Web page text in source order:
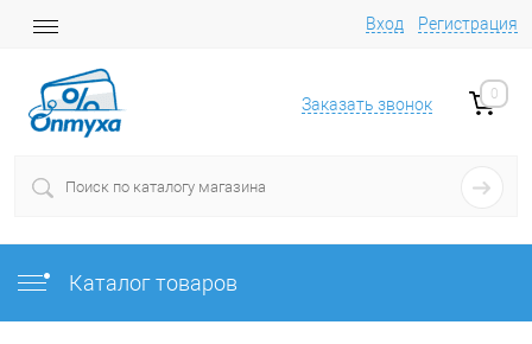
Вход Регистрация
Заказать звонок
0
Каталог товаров